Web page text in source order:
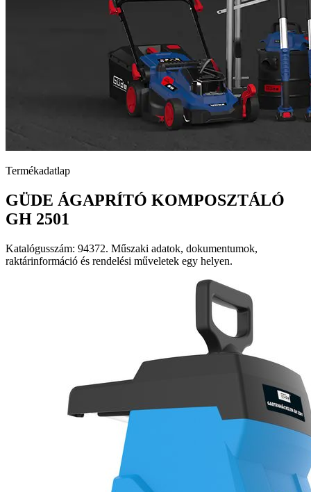
Termékadatlap
GÜDE ÁGAPRÍTÓ KOMPOSZTÁLÓ
GH 2501
Katalógusszám: 94372. Műszaki adatok, dokumentumok,
raktárinformáció és rendelési műveletek egy helyen.